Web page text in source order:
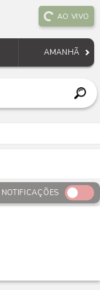
AO VIVO
AMANHÃ
NOTIFICAÇÕES